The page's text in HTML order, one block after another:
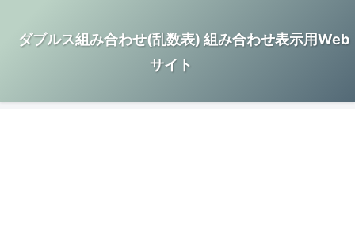
ダブルス組み合わせ(乱数表) 組み合わせ表示用Web
サイト